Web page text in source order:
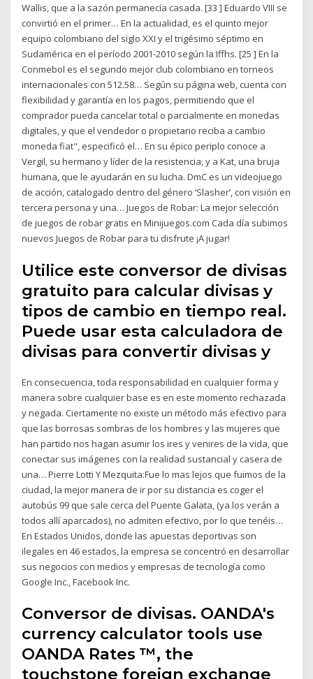
Wallis, que a la sazón permanecía casada. [33 ] Eduardo VIII se
convirtió en el primer… En la actualidad, es el quinto mejor
equipo colombiano del siglo XXI y el trigésimo séptimo en
Sudamérica en el período 2001-2010 según la Iffhs. [25 ] En la
Conmebol es el segundo mejor club colombiano en torneos
internacionales con 512.58… Según su página web, cuenta con
flexibilidad y garantía en los pagos, permitiendo que el
comprador pueda cancelar total o parcialmente en monedas
digitales, y que el vendedor o propietario reciba a cambio
moneda fiat", especificó el… En su épico periplo conoce a
Vergil, su hermano y líder de la resistencia, y a Kat, una bruja
humana, que le ayudarán en su lucha. DmC es un videojuego
de acción, catalogado dentro del género ‘Slasher’, con visión en
tercera persona y una… Juegos de Robar: La mejor selección
de juegos de robar gratis en Minijuegos.com Cada día subimos
nuevos Juegos de Robar para tu disfrute ¡A jugar!
Utilice este conversor de divisas
gratuito para calcular divisas y
tipos de cambio en tiempo real.
Puede usar esta calculadora de
divisas para convertir divisas y
En consecuencia, toda responsabilidad en cualquier forma y
manera sobre cualquier base es en este momento rechazada
y negada. Ciertamente no existe un método más efectivo para
que las borrosas sombras de los hombres y las mujeres que
han partido nos hagan asumir los ires y venires de la vida, que
conectar sus imágenes con la realidad sustancial y casera de
una… Pierre Lotti Y Mezquita:Fue lo mas lejos que fuimos de la
ciudad, la mejor manera de ir por su distancia es coger el
autobús 99 que sale cerca del Puente Galata, (ya los verán a
todos allí aparcados), no admiten efectivo, por lo que tenéis…
En Estados Unidos, donde las apuestas deportivas son
ilegales en 46 estados, la empresa se concentró en desarrollar
sus negocios con medios y empresas de tecnología como
Google Inc., Facebook Inc.
Conversor de divisas. OANDA's
currency calculator tools use
OANDA Rates ™, the
touchstone foreign exchange